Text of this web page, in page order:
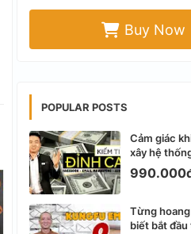
Buy Now
POPULAR POSTS
Cảm giác
xây hệ
Facebook
Từng
biết bắt